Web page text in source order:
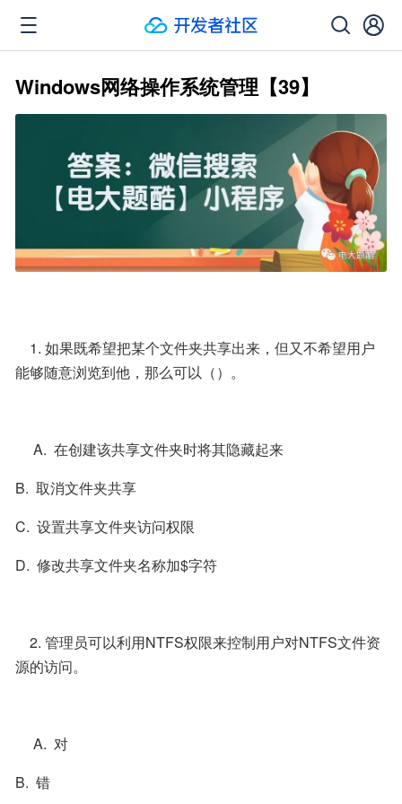
Windows网络操作系统管理【39】
能够随意浏览到他，那么可以（）。
     A.  在创建该共享文件夹时将其隐藏起来
B.  取消文件夹共享
C.  设置共享文件夹访问权限
D.  修改共享文件夹名称加$字符
源的访问。
     A.  对
B.  错